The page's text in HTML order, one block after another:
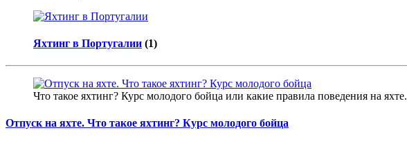
Яхтинг в Португалии (1)
Что такое яхтинг? Курс молодого бойца или какие правила поведения на яхте.
Отпуск на яхте. Что такое яхтинг? Курс молодого бойца